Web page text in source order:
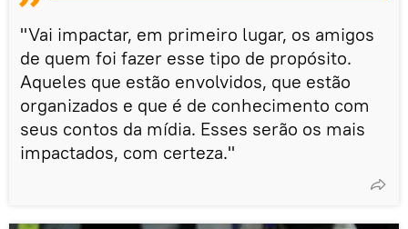
"Vai impactar, em primeiro lugar, os amigos
de quem foi fazer esse tipo de propósito.
Aqueles que estão envolvidos, que estão
organizados e que é de conhecimento com
seus contos da mídia. Esses serão os mais
impactados, com certeza."